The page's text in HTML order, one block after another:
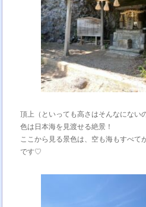
頂上（といっても高さはそんなにない
色は日本海を見渡せる絶景！
ここから見る景色は、空も海もすべて
です♡